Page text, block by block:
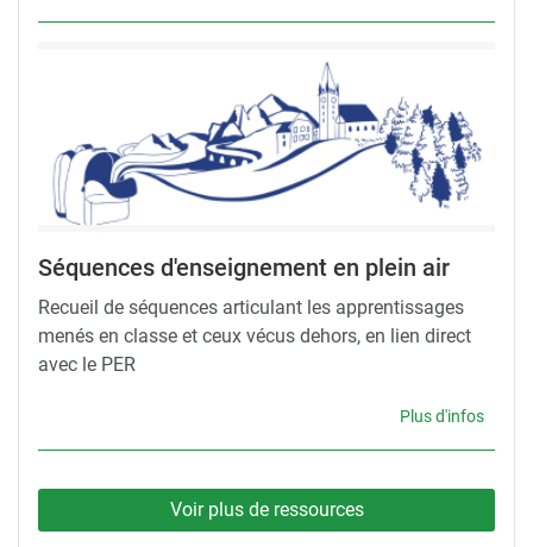
Séquences d'enseignement en plein air
Recueil de séquences articulant les apprentissages
menés en classe et ceux vécus dehors, en lien direct
avec le PER
Plus d'infos
Voir plus de ressources